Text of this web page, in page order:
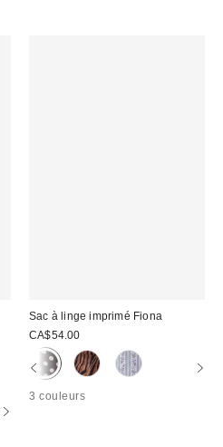
Sac à linge imprimé Fiona
CA$54.00
3 couleurs